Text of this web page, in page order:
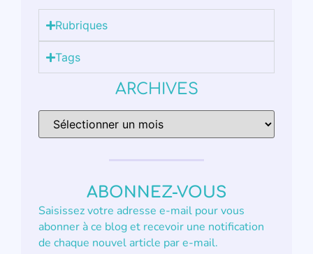
Rubriques
Tags
ARCHIVES
ABONNEZ-VOUS
Saisissez votre adresse e-mail pour vous
abonner à ce blog et recevoir une notification
de chaque nouvel article par e-mail.